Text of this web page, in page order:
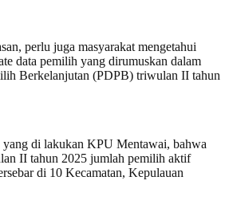
perlu juga masyarakat mengetahui
data pemilih yang dirumuskan dalam
Berkelanjutan (PDPB) triwulan II tahun
yang di lakukan KPU Mentawai, bahwa
II tahun 2025 jumlah pemilih aktif
di 10 Kecamatan, Kepulauan